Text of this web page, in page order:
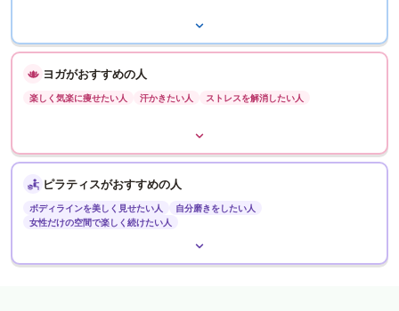
ヨガがおすすめの人
楽しく気楽に痩せたい人 汗かきたい人 ストレスを解消したい人
ピラティスがおすすめの人
ボディラインを美しく見せたい人
自分磨きをしたい人
女性だけの空間で楽しく続けたい人